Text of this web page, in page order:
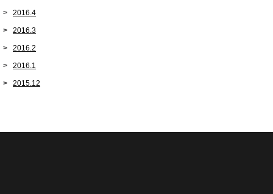
2016.4
2016.3
2016.2
2016.1
2015.12